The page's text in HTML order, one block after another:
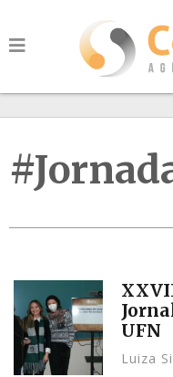
UFN
Luiza